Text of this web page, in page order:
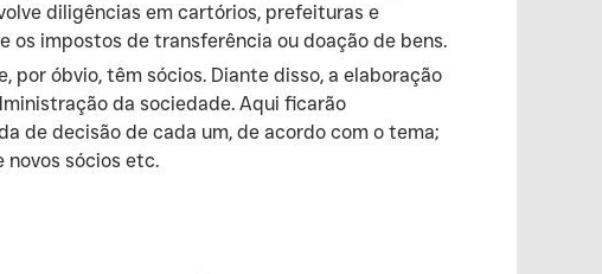
diligências em cartórios, prefeituras e
os impostos de transferência ou doação de bens.
por óbvio, têm sócios. Diante disso, a elaboração
da sociedade. Aqui ficarão
de decisão de cada um, de acordo com o tema;
novos sócios etc.